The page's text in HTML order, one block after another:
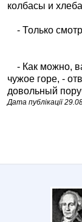
колбасы и
- Только
- Как можно,
чужое горе, -
довольный
Дата публікації